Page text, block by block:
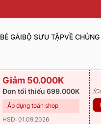
BÉ GÁIBỘ SƯU TẬPVỀ
Giảm 50.000K
Đơn tối thiểu 699.000K
Áp dụng toàn shop
HSD: 01.09.2026